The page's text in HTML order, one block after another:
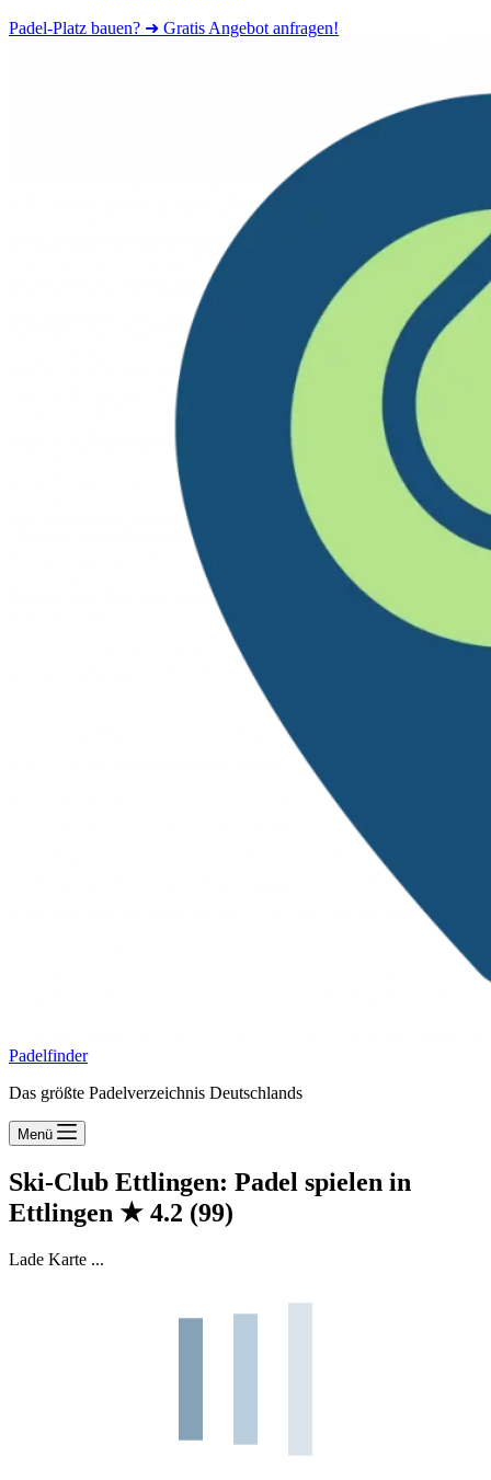
Padel-Platz bauen? ➜ Gratis Angebot anfragen!
Padelfinder
Das größte Padelverzeichnis Deutschlands
Menü
Ski-Club Ettlingen: Padel spielen in
Ettlingen ★ 4.2 (99)
Lade Karte ...